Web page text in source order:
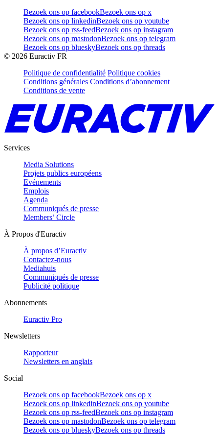
Bezoek ons op facebookBezoek ons op x
Bezoek ons op linkedinBezoek ons op youtube
Bezoek ons op rss-feedBezoek ons op instagram
Bezoek ons op mastodonBezoek ons op telegram
Bezoek ons op blueskyBezoek ons op threads
© 2026 Euractiv FR
Politique de confidentialité Politique cookies
Conditions générales Conditions d’abonnement
Conditions de vente
Services
Media Solutions
Projets publics européens
Evénements
Emplois
Agenda
Communiqués de presse
Members’ Circle
À Propos d'Euractiv
À propos d’Euractiv
Contactez-nous
Mediahuis
Communiqués de presse
Publicité politique
Abonnements
Euractiv Pro
Newsletters
Rapporteur
Newsletters en anglais
Social
Bezoek ons op facebookBezoek ons op x
Bezoek ons op linkedinBezoek ons op youtube
Bezoek ons op rss-feedBezoek ons op instagram
Bezoek ons op mastodonBezoek ons op telegram
Bezoek ons op blueskyBezoek ons op threads